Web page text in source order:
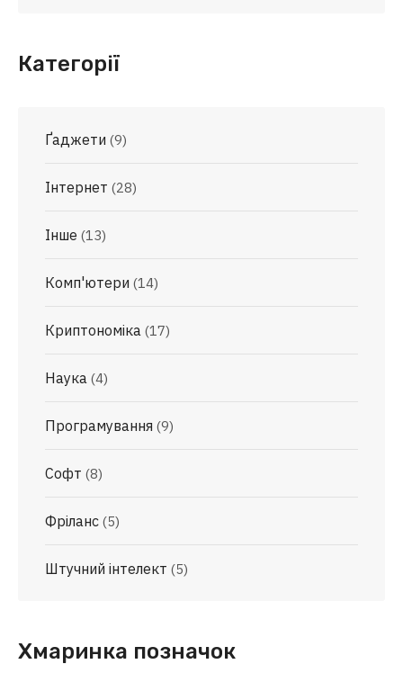
Категорії
Ґаджети (9)
Інтернет (28)
Інше (13)
Комп'ютери (14)
Криптономіка (17)
Наука (4)
Програмування (9)
Софт (8)
Фріланс (5)
Штучний інтелект (5)
Хмаринка позначок